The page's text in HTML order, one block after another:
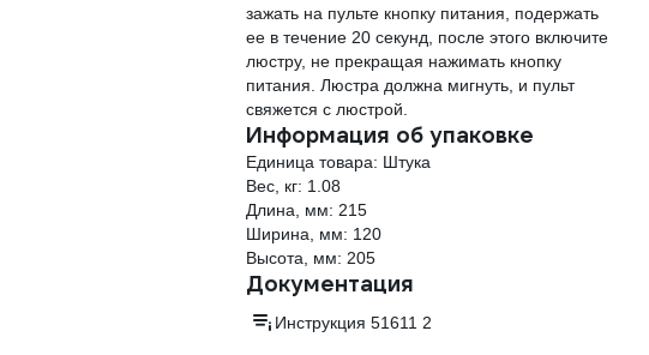
зажать на пульте кнопку питания, подержать
ее в течение 20 секунд, после этого включите
люстру, не прекращая нажимать кнопку
питания. Люстра должна мигнуть, и пульт
свяжется с люстрой.
Информация об упаковке
Единица товара: Штука
Вес, кг: 1.08
Длина, мм: 215
Ширина, мм: 120
Высота, мм: 205
Документация
Инструкция 51611 2